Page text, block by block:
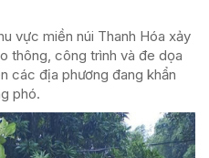
vực miền núi Thanh Hóa xảy
thông, công trình và đe dọa
các địa phương đang khẩn
phó.